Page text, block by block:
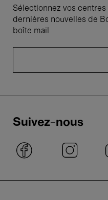
Sélectionnez vos
dernières nouvelles de
boîte mail
Suivez-nous